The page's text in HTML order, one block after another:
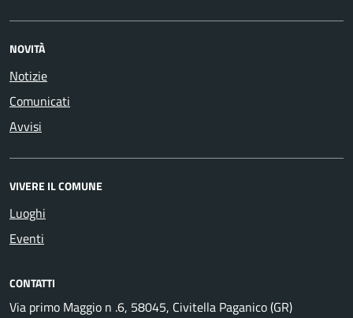
NOVITÀ
Notizie
Comunicati
Avvisi
VIVERE IL COMUNE
Luoghi
Eventi
CONTATTI
Via primo Maggio n .6, 58045, Civitella Paganico (GR)